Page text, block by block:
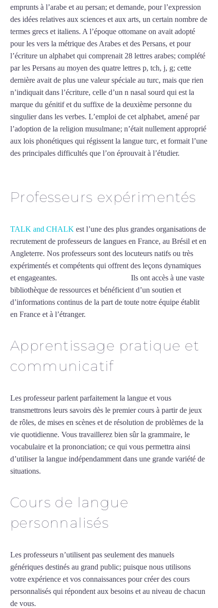
emprunts à l’arabe et au persan; et demande, pour l’expression
des idées relatives aux sciences et aux arts, un certain nombre de
termes grecs et italiens. A l’époque ottomane on avait adopté
pour les vers la métrique des Arabes et des Persans, et pour
l’écriture un alphabet qui comprenait 28 lettres arabes; complété
par les Persans au moyen des quatre lettres p, tch, j, g; cette
dernière avait de plus une valeur spéciale au turc, mais que rien
n’indiquait dans l’écriture, celle d’un n nasal sourd qui est la
marque du génitif et du suffixe de la deuxième personne du
singulier dans les verbes. L’emploi de cet alphabet, amené par
l’adoption de la religion musulmane; n’était nullement approprié
aux lois phonétiques qui régissent la langue turc, et formait l’une
des principales difficultés que l’on éprouvait à l’étudier.
Professeurs expérimentés
TALK and CHALK est l’une des plus grandes organisations de
recrutement de professeurs de langues en France, au Brésil et en
Angleterre. Nos professeurs sont des locuteurs natifs ou très
expérimentés et compétents qui offrent des leçons dynamiques
et engageantes.
Ils ont accès à une vaste
bibliothèque de ressources et bénéficient d’un soutien et
d’informations continus de la part de toute notre équipe établit
en France et à l’étranger.
Apprentissage pratique et
communicatif
Les professeur parlent parfaitement la langue et vous
transmettrons leurs savoirs dès le premier cours à partir de jeux
de rôles, de mises en scènes et de résolution de problèmes de la
vie quotidienne. Vous travaillerez bien sûr la grammaire, le
vocabulaire et la prononciation; ce qui vous permettra ainsi
d’utiliser la langue indépendamment dans une grande variété de
situations.
Cours de langue
personnalisés
Les professeurs n’utilisent pas seulement des manuels
génériques destinés au grand public; puisque nous utilisons
votre expérience et vos connaissances pour créer des cours
personnalisés qui répondent aux besoins et au niveau de chacun
de vous.